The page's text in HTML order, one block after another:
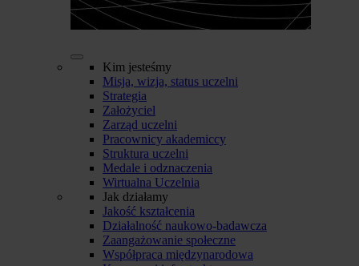
Kim jesteśmy
Misja, wizja, status uczelni
Strategia
Założyciel
Zarząd uczelni
Pracownicy akademiccy
Struktura uczelni
Medale i odznaczenia
Wirtualna Uczelnia
Jak działamy
Jakość kształcenia
Działalność naukowo-badawcza
Zaangażowanie społeczne
Współpraca międzynarodowa